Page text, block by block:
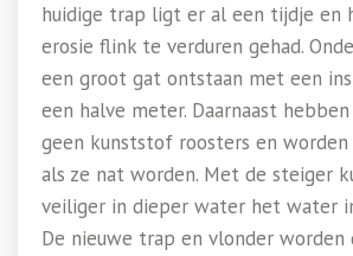
huidige trap ligt er al een tijdje en
erosie flink te verduren gehad.
een groot gat ontstaan met een
een halve meter. Daarnaast
geen kunststof roosters en
als ze nat worden. Met de steiger
veiliger in dieper water het water
De nieuwe trap en vlonder worden